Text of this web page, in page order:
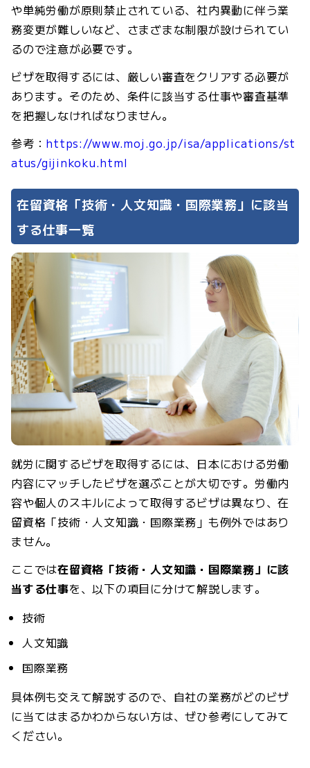
や単純労働が原則禁止されている、社内異動に伴う業
務変更が難しいなど、さまざまな制限が設けられてい
るので注意が必要です。
ビザを取得するには、厳しい審査をクリアする必要が
あります。そのため、条件に該当する仕事や審査基準
を把握しなければなりません。
参考： https://www.moj.go.jp/isa/applications/st
atus/gijinkoku.html
在留資格「技術・人文知識・国際業務」に該当
する仕事一覧
就労に関するビザを取得するには、日本における労働
内容にマッチしたビザを選ぶことが大切です。労働内
容や個人のスキルによって取得するビザは異なり、在
留資格「技術・人文知識・国際業務」も例外ではあり
ません。
ここでは在留資格「技術・人文知識・国際業務」に該
当する仕事を、以下の項目に分けて解説します。
技術
人文知識
国際業務
具体例も交えて解説するので、自社の業務がどのビザ
に当てはまるかわからない方は、ぜひ参考にしてみて
ください。